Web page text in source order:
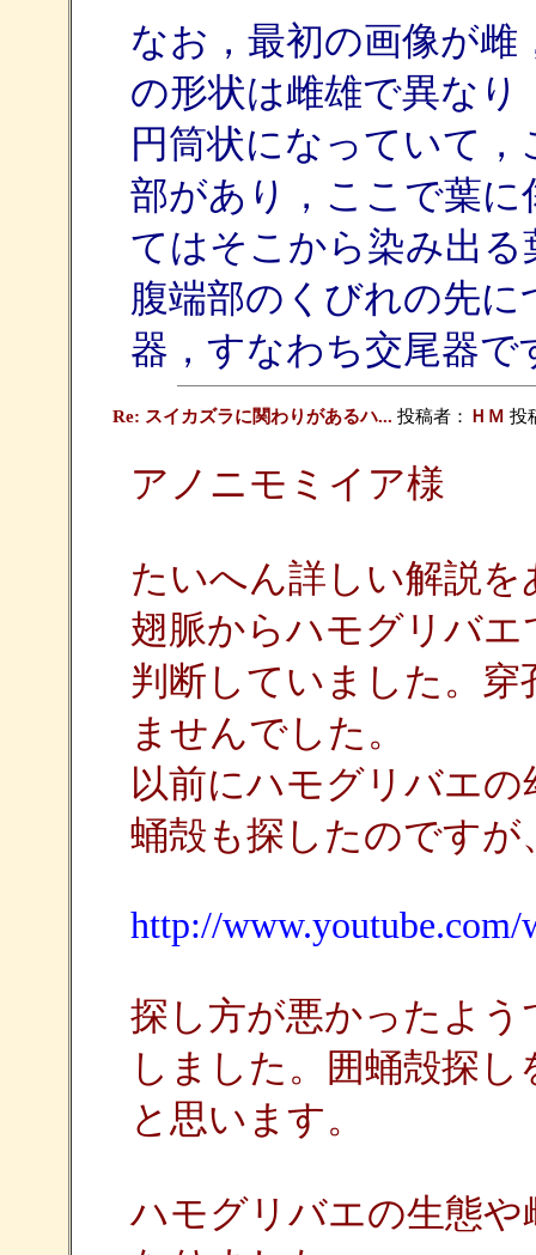
なお，最初の画像が雌
の形状は雌雄で異な
円筒状になっていて
部があり，ここで葉
てはそこから染み出
腹端部のくびれの先
器，すなわち交尾器で
Re: スイカズラに関わりがあるハ... 投稿者： ＨＭ 投
アノニモミイア様
たいへん詳しい解説
翅脈からハモグリバ
判断していました。
ませんでした。
以前にハモグリバエ
蛹殻も探したのです
http://
探し方が悪かったよう
しました。囲蛹殻探
と思います。
ハモグリバエの生態